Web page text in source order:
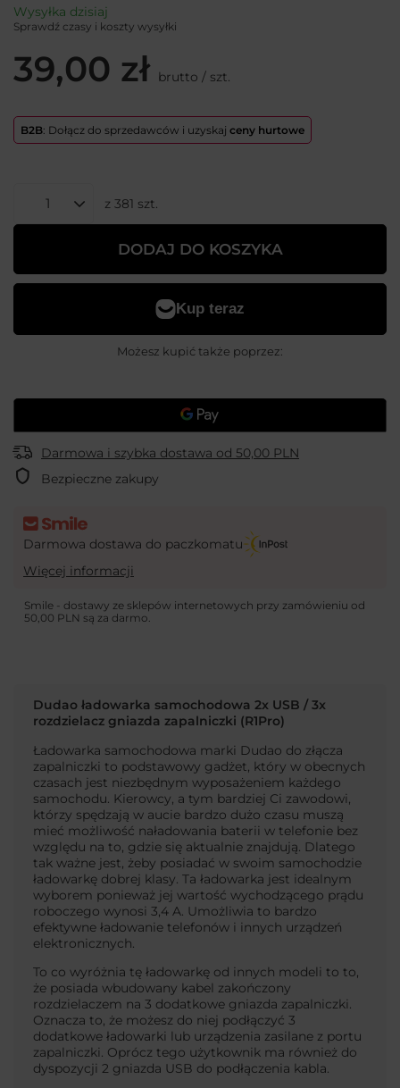
Wysyłka dzisiaj
Sprawdź czasy i koszty wysyłki
39,00 zł brutto / szt.
B2B: Dołącz do sprzedawców i uzyskaj ceny hurtowe
z 381 szt.
DODAJ DO KOSZYKA
Możesz kupić także poprzez:
Darmowa i szybka dostawa od 50,00 PLN
Bezpieczne zakupy
Darmowa dostawa do paczkomatu
Więcej informacji
Smile - dostawy ze sklepów internetowych przy zamówieniu od
50,00 PLN są za darmo.
Dudao ładowarka samochodowa 2x USB / 3x
rozdzielacz gniazda zapalniczki (R1Pro)
Ładowarka samochodowa marki Dudao do złącza
zapalniczki to podstawowy gadżet, który w obecnych
czasach jest niezbędnym wyposażeniem każdego
samochodu. Kierowcy, a tym bardziej Ci zawodowi,
którzy spędzają w aucie bardzo dużo czasu muszą
mieć możliwość naładowania baterii w telefonie bez
względu na to, gdzie się aktualnie znajdują. Dlatego
tak ważne jest, żeby posiadać w swoim samochodzie
ładowarkę dobrej klasy. Ta ładowarka jest idealnym
wyborem ponieważ jej wartość wychodzącego prądu
roboczego wynosi 3,4 A. Umożliwia to bardzo
efektywne ładowanie telefonów i innych urządzeń
elektronicznych.
To co wyróżnia tę ładowarkę od innych modeli to to,
że posiada wbudowany kabel zakończony
rozdzielaczem na 3 dodatkowe gniazda zapalniczki.
Oznacza to, że możesz do niej podłączyć 3
dodatkowe ładowarki lub urządzenia zasilane z portu
zapalniczki. Oprócz tego użytkownik ma również do
dyspozycji 2 gniazda USB do podłączenia kabla.